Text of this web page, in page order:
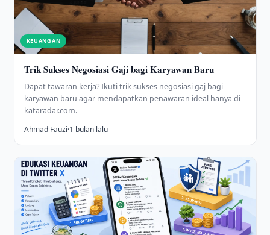
KEUANGAN
Trik Sukses Negosiasi Gaji bagi Karyawan Baru
Dapat tawaran kerja? Ikuti trik sukses negosiasi gaj bagi
karyawan baru agar mendapatkan penawaran ideal hanya di
kataradar.com.
Ahmad Fauzi·1 bulan lalu